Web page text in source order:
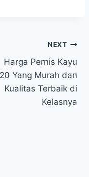
NEXT
Harga Pernis Kayu
Yang Murah dan
Kualitas Terbaik di
Kelasnya